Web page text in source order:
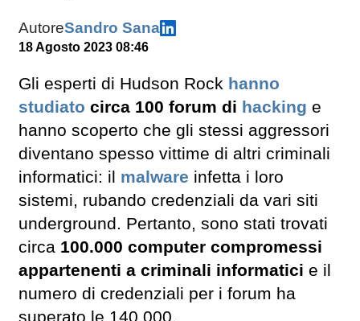
AutoreSandro Sana
18 Agosto 2023 08:46
Gli esperti di Hudson Rock hanno
studiato circa 100 forum di hacking e
hanno scoperto che gli stessi aggressori
diventano spesso vittime di altri criminali
informatici: il malware infetta i loro
sistemi, rubando credenziali da vari siti
underground. Pertanto, sono stati trovati
circa 100.000 computer compromessi
appartenenti a criminali informatici e il
numero di credenziali per i forum ha
superato le 140.000.